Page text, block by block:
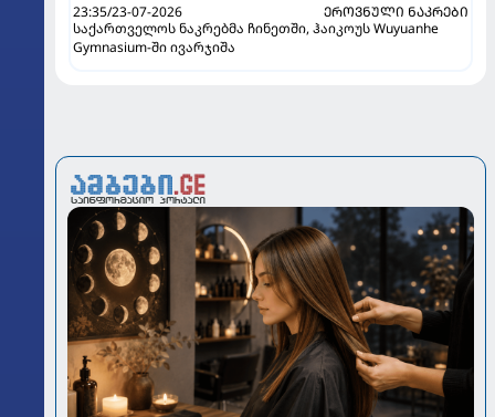
23:35/23-07-2026
ᲔᲠᲝᲕᲜᲣᲚᲘ ᲜᲐᲙᲠᲔᲑᲘ
საქართველოს ნაკრებმა ჩინეთში, ჰაიკოუს Wuyuanhe
Gymnasium-ში ივარჯიშა